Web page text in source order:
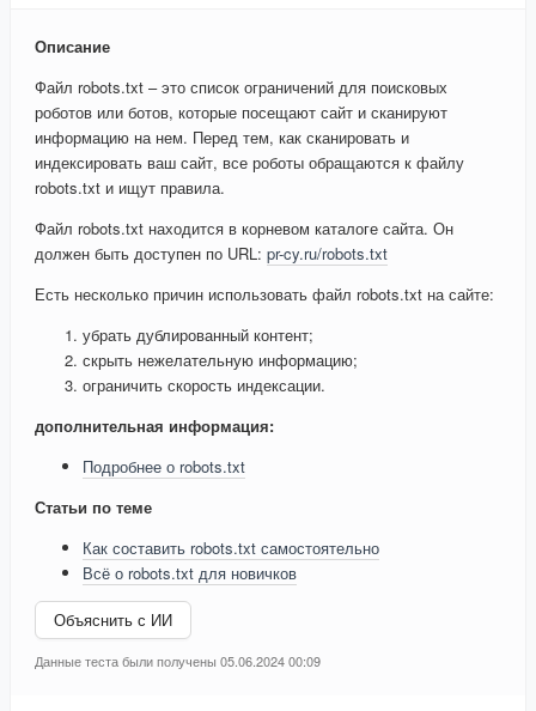
Описание
Файл robots.txt – это список ограничений для поисковых
роботов или ботов, которые посещают сайт и сканируют
информацию на нем. Перед тем, как сканировать и
индексировать ваш сайт, все роботы обращаются к файлу
robots.txt и ищут правила.
Файл robots.txt находится в корневом каталоге сайта. Он
должен быть доступен по URL: pr-cy.ru/robots.txt
Есть несколько причин использовать файл robots.txt на сайте:
убрать дублированный контент;
скрыть нежелательную информацию;
ограничить скорость индексации.
дополнительная информация:
Подробнее о robots.txt
Статьи по теме
Как составить robots.txt самостоятельно
Всё о robots.txt для новичков
Объяснить с ИИ
Данные теста были получены 05.06.2024 00:09